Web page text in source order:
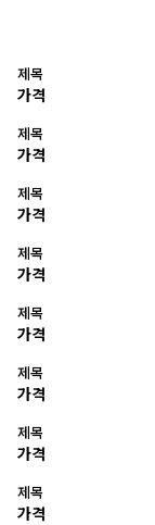
제목
가격
제목
가격
제목
가격
제목
가격
제목
가격
제목
가격
제목
가격
제목
가격